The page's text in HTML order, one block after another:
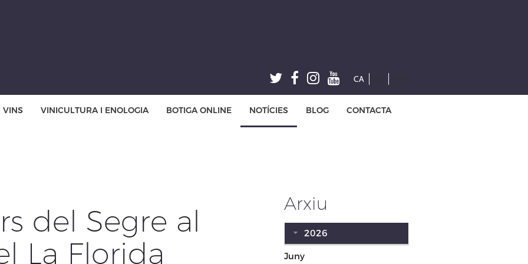
VINS VINICULTURA I ENOLOGIA BOTIGA ONLINE NOTÍCIES BLOG CONTACTA
CA
del Segre al
La Florida
Arxiu
2026
Juny